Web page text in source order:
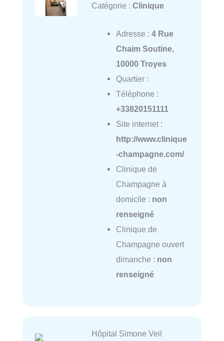
Catégorie : Clinique
Adresse : 4 Rue
Chaim Soutine,
10000 Troyes
Quartier :
Téléphone :
+33820151111
Site internet :
http://www.clinique
-champagne.com/
Clinique de
Champagne à
domicile : non
renseigné
Clinique de
Champagne ouvert
dimanche : non
renseigné
Hôpital Simone Veil